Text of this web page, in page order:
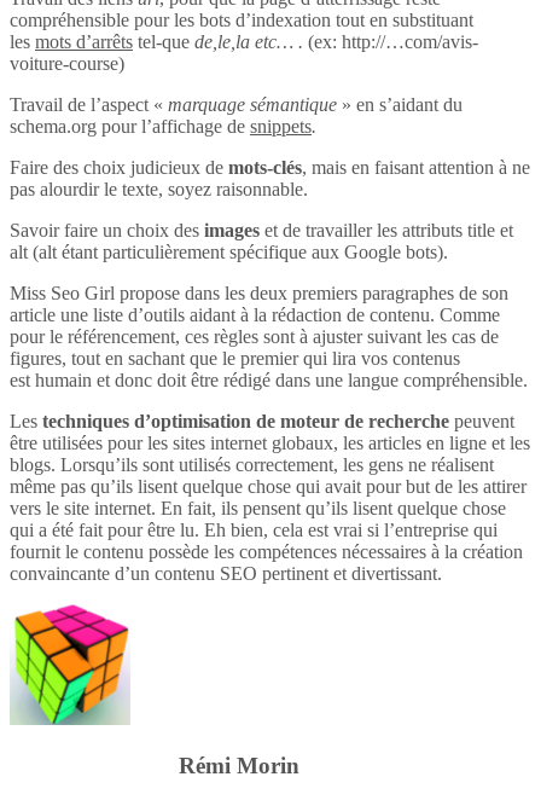
compréhensible pour les bots d’indexation tout en substituant
les mots d’arrêts tel-que de,le,la etc… . (ex: http://…com/avis-
voiture-course)
Travail de l’aspect « marquage sémantique » en s’aidant du
schema.org pour l’affichage de snippets.
Faire des choix judicieux de mots-clés, mais en faisant attention à ne
pas alourdir le texte, soyez raisonnable.
Savoir faire un choix des images et de travailler les attributs title et
alt (alt étant particulièrement spécifique aux Google bots).
Miss Seo Girl propose dans les deux premiers paragraphes de son
article une liste d’outils aidant à la rédaction de contenu. Comme
pour le référencement, ces règles sont à ajuster suivant les cas de
figures, tout en sachant que le premier qui lira vos contenus
est humain et donc doit être rédigé dans une langue compréhensible.
Les techniques d’optimisation de moteur de recherche peuvent
être utilisées pour les sites internet globaux, les articles en ligne et les
blogs. Lorsqu’ils sont utilisés correctement, les gens ne réalisent
même pas qu’ils lisent quelque chose qui avait pour but de les attirer
vers le site internet. En fait, ils pensent qu’ils lisent quelque chose
qui a été fait pour être lu. Eh bien, cela est vrai si l’entreprise qui
fournit le contenu possède les compétences nécessaires à la création
convaincante d’un contenu SEO pertinent et divertissant.
Rémi Morin